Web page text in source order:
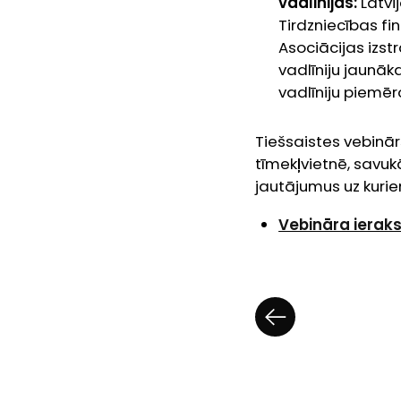
Tirdzniecības
Asociācijas
vadlīniju
vadlīniju
Tiešsaistes
tīmekļvietnē,
jautājumus uz
Vebināra